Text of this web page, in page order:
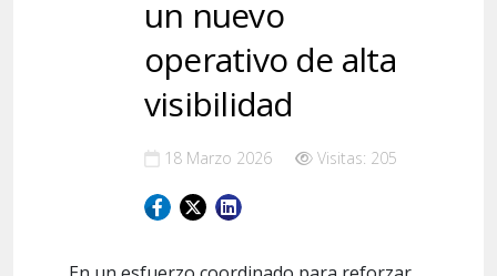
un nuevo
operativo de alta
visibilidad
18 Marzo 2026 Visitas: 205